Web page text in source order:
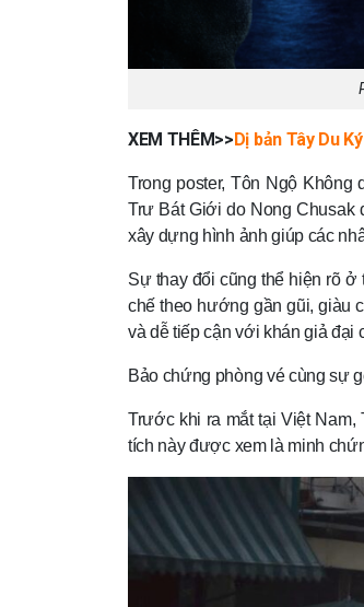
XEM THÊM>>Dị bản Tây Du
Trong poster, Tôn Ngộ Không
Trư Bát Giới do Nong Chusak
xây dựng hình ảnh giúp các
Sự thay đổi cũng thể hiện rõ
chế theo hướng gần gũi, giàu
và dễ tiếp cận với khán giả đại
Bảo chứng phòng vé cùng sự
Trước khi ra mắt tại Việt
tích này được xem là minh